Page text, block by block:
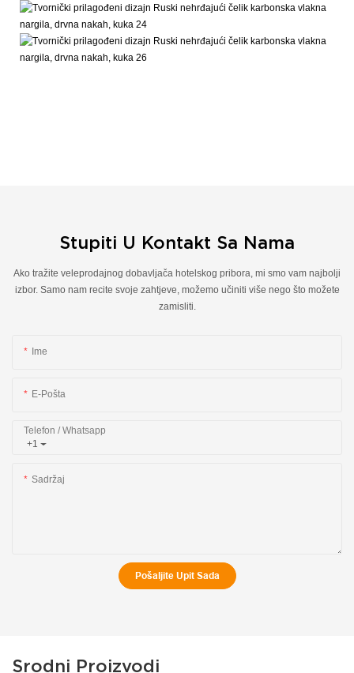
Stupiti U Kontakt Sa Nama
Ako tražite veleprodajnog dobavljača hotelskog pribora, mi smo vam najbolji
izbor. Samo nam recite svoje zahtjeve, možemo učiniti više nego što možete
zamisliti.
Ime
E-Pošta
+1
Telefon / Whatsapp
Sadržaj
Pošaljite Upit Sada
Srodni Proizvodi